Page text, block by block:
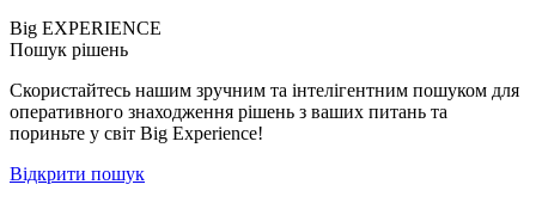
Big EXPERIENCE
Пошук рішень
Скористайтесь нашим зручним та інтелігентним пошуком для
оперативного знаходження рішень з ваших питань та
пориньте у світ Big Experience!
Відкрити пошук